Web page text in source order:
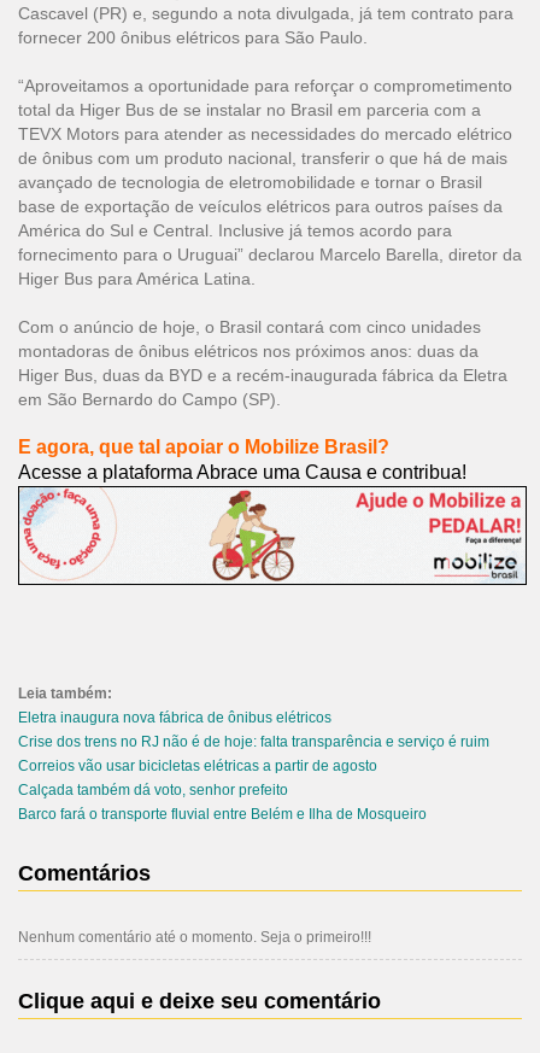
Cascavel (PR) e, segundo a nota divulgada, já tem contrato para
fornecer 200 ônibus elétricos para São Paulo.
“Aproveitamos a oportunidade para reforçar o comprometimento
total da Higer Bus de se instalar no Brasil em parceria com a
TEVX Motors para atender as necessidades do mercado elétrico
de ônibus com um produto nacional, transferir o que há de mais
avançado de tecnologia de eletromobilidade e tornar o Brasil
base de exportação de veículos elétricos para outros países da
América do Sul e Central. Inclusive já temos acordo para
fornecimento para o Uruguai” declarou Marcelo Barella, diretor da
Higer Bus para América Latina.
Com o anúncio de hoje, o Brasil contará com cinco unidades
montadoras de ônibus elétricos nos próximos anos: duas da
Higer Bus, duas da BYD e a recém-inaugurada fábrica da Eletra
em São Bernardo do Campo (SP).
E agora, que tal apoiar o Mobilize Brasil?
Acesse a plataforma Abrace uma Causa e contribua!
Leia também:
Eletra inaugura nova fábrica de ônibus elétricos
Crise dos trens no RJ não é de hoje: falta transparência e serviço é ruim
Correios vão usar bicicletas elétricas a partir de agosto
Calçada também dá voto, senhor prefeito
Barco fará o transporte fluvial entre Belém e Ilha de Mosqueiro
Comentários
Nenhum comentário até o momento. Seja o primeiro!!!
Clique aqui e deixe seu comentário